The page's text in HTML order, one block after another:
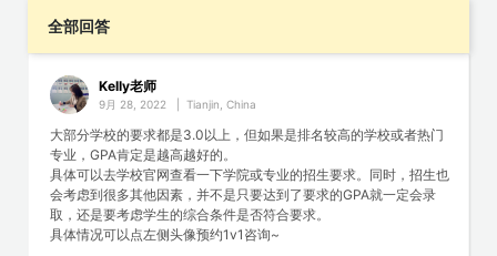
全部回答
Kelly老师
9月 28, 2022 Tianjin, China
大部分学校的要求都是3.0以上，但如果是排名较高的学校或者热门
专业，GPA肯定是越高越好的。
具体可以去学校官网查看一下学院或专业的招生要求。同时，招生也
会考虑到很多其他因素，并不是只要达到了要求的GPA就一定会录
取，还是要考虑学生的综合条件是否符合要求。
具体情况可以点左侧头像预约1v1咨询~